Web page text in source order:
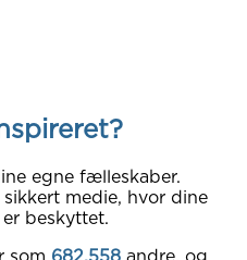
egne fælleskaber.
medie, hvor dine
beskyttet.